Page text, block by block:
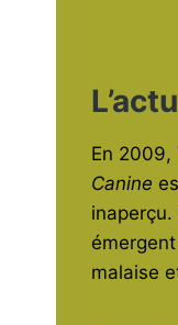
En 2009,
Canine
malaise